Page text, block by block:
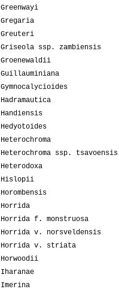
Greenwayi
Gregaria
Greuteri
Griseola ssp. zambiensis
Groenewaldii
Guillauminiana
Gymnocalycioides
Hadramautica
Handiensis
Hedyotoides
Heterochroma
Heterochroma ssp. tsavoensis
Heterodoxa
Hislopii
Horombensis
Horrida
Horrida f. monstruosa
Horrida v. norsveldensis
Horrida v. striata
Horwoodii
Iharanae
Imerina